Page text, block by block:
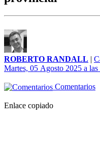
ROBERTO RANDALL |
Martes, 05 Agosto 2025 a
Comentarios
Enlace copiado